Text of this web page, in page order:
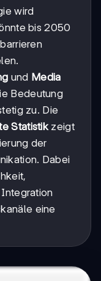
wird
bis 2050
und Media
Bedeutung
zu. Die
Statistik zeigt
der
Dabei
eine